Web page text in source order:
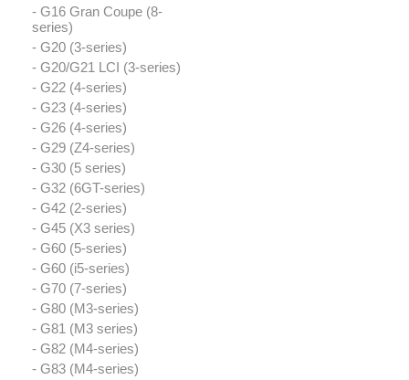
- G16 Gran Coupe (8-
series)
- G20 (3-series)
- G20/G21 LCI (3-series)
- G22 (4-series)
- G23 (4-series)
- G26 (4-series)
- G29 (Z4-series)
- G30 (5 series)
- G32 (6GT-series)
- G42 (2-series)
- G45 (X3 series)
- G60 (5-series)
- G60 (i5-series)
- G70 (7-series)
- G80 (M3-series)
- G81 (M3 series)
- G82 (M4-series)
- G83 (M4-series)